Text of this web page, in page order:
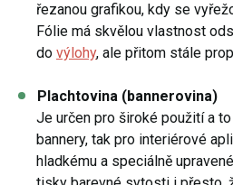
řezanou grafikou, kdy se
Fólie má skvělou vlastnost
do výlohy, ale přitom stále
Plachtovina (bannerovina)
Je určen pro široké použití a
bannery, tak pro interiérové
hladkému a speciálně